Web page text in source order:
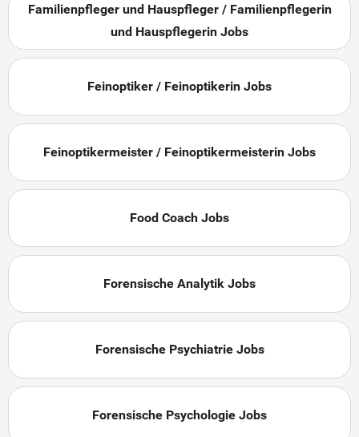
Familienpfleger und Hauspfleger / Familienpflegerin
und Hauspflegerin Jobs
Feinoptiker / Feinoptikerin Jobs
Feinoptikermeister / Feinoptikermeisterin Jobs
Food Coach Jobs
Forensische Analytik Jobs
Forensische Psychiatrie Jobs
Forensische Psychologie Jobs